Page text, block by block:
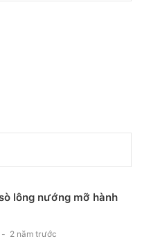
lông nướng mỡ hành
- 2 năm trước